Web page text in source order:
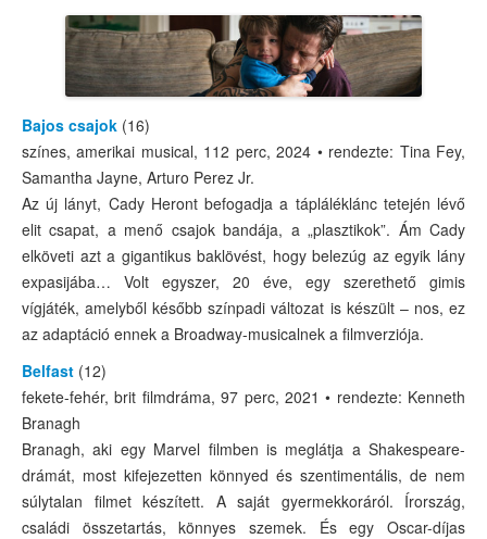
Bajos csajok (16)
színes, amerikai musical, 112 perc, 2024 • rendezte: Tina Fey,
Samantha Jayne, Arturo Perez Jr.
Az új lányt, Cady Heront befogadja a tápláléklánc tetején lévő
elit csapat, a menő csajok bandája, a „plasztikok”. Ám Cady
elköveti azt a gigantikus baklövést, hogy belezúg az egyik lány
expasijába… Volt egyszer, 20 éve, egy szerethető gimis
vígjáték, amelyből később színpadi változat is készült – nos, ez
az adaptáció ennek a Broadway-musicalnek a filmverziója.
Belfast (12)
fekete-fehér, brit filmdráma, 97 perc, 2021 • rendezte: Kenneth
Branagh
Branagh, aki egy Marvel filmben is meglátja a Shakespeare-
drámát, most kifejezetten könnyed és szentimentális, de nem
súlytalan filmet készített. A saját gyermekkoráról. Írország,
családi összetartás, könnyes szemek. És egy Oscar-díjas